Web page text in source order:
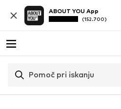
ABOUT YOU App
(152.700)
Pomoč pri iskanju